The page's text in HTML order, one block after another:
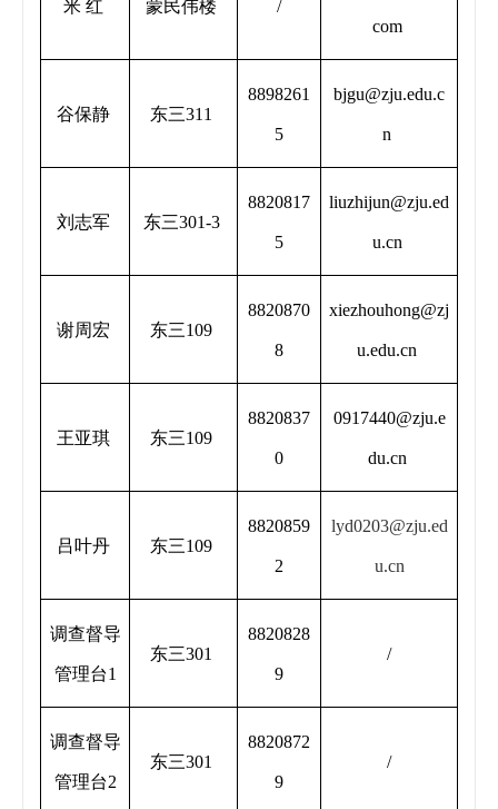
米 红 蒙民伟楼 /
com
谷保静 东三311
8898261
5
bjgu@zju.edu.c
n
刘志军 东三301-3
8820817
5
liuzhijun@zju.ed
u.cn
谢周宏 东三109
8820870
8
xiezhouhong@zj
u.edu.cn
王亚琪 东三109
8820837
0
0917440@zju.e
du.cn
吕叶丹 东三109
8820859
2
lyd0203@zju.ed
u.cn
调查督导
管理台1
东三301
8820828
9
/
调查督导
管理台2
东三301
8820872
9
/